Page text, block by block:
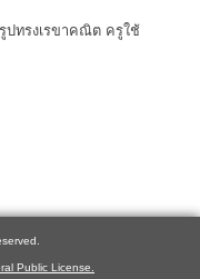
ปทรงเรขาคณิต ครูใช้
Public License.